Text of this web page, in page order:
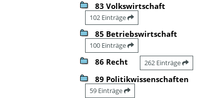
83 Volkswirtschaft
102 Einträge
85 Betriebswirtschaft
100 Einträge
86 Recht 262 Einträge
89 Politikwissenschaften
59 Einträge